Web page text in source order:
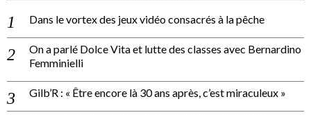
Dans le vortex des jeux vidéo consacrés à la pêche
On a parlé Dolce Vita et lutte des classes avec Bernardino
Femminielli
Gilb’R : « Être encore là 30 ans après, c’est miraculeux »